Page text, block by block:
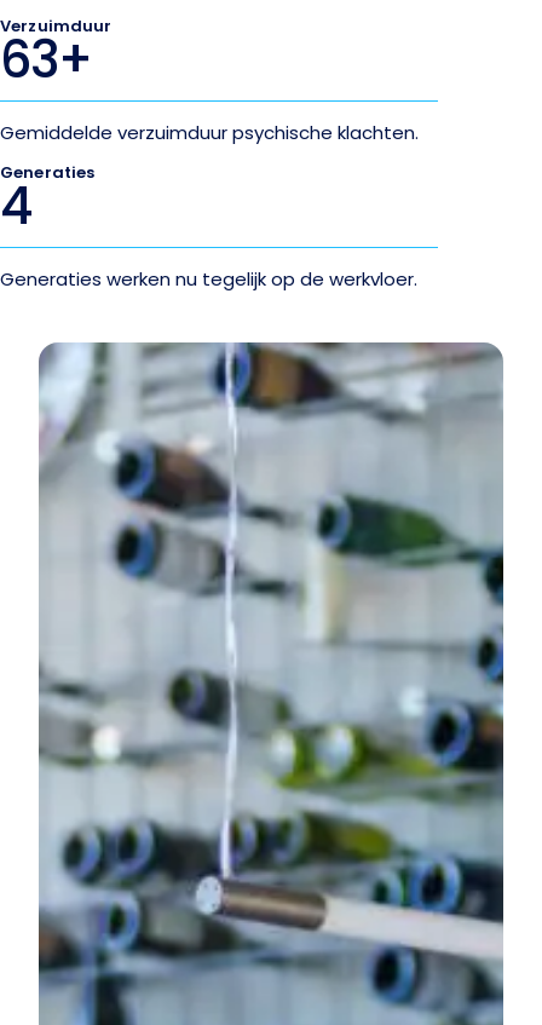
Verzuimduur
63+
Gemiddelde verzuimduur psychische klachten.
Generaties
4
Generaties werken nu tegelijk op de werkvloer.